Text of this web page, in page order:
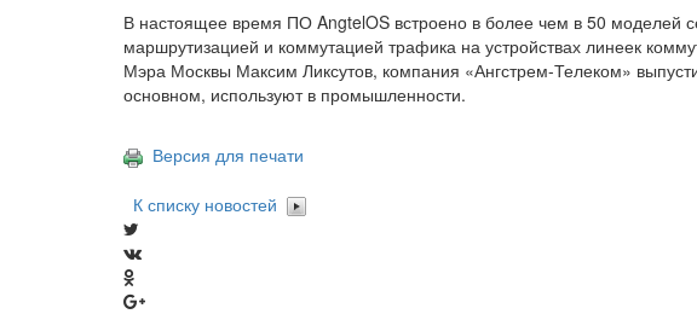
В настоящее время ПО AngtelOS встроено в более чем в 50 моделей
маршрутизацией и коммутацией трафика на устройствах линеек
Мэра Москвы Максим Ликсутов, компания «Ангстрем-Телеком»
основном, используют в промышленности.
Версия для печати
К списку новостей